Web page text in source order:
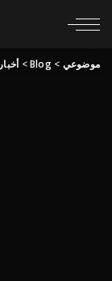
موضوعي >
Blog
> أخبار